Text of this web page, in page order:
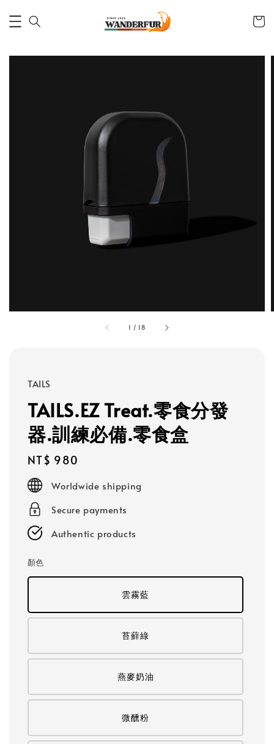
1 / 18
TAILS
TAILS.EZ Treat.零食分發
器.訓練必備.零食盒
Regular
price
NT$ 980
Worldwide shipping
Secure payments
Authentic products
顏色
雲霧藍
苔蘚綠
燕麥奶油
微醺粉